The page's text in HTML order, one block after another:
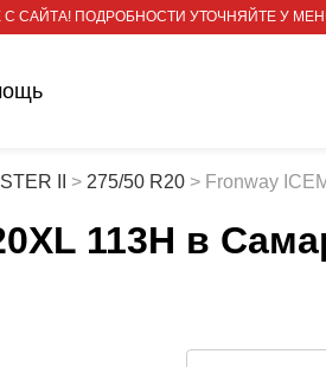
САЙТА! ПОДРОБНОСТИ УТОЧНЯЙТЕ У
II > 275/50 R20 > Fronway
113H в